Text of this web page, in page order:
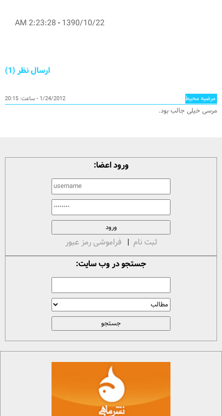
1390/10/22
-
2:23:28 AM
ارسال نظر (1)
مرضیه محیط 1/24/2012 - ساعت: 20:15
مرسی خیلی جالب بود.
ورود اعضا:
ثبت نام | فراموشی رمز عبور
جستجو در وب سایت: